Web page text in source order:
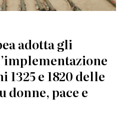
adotta gli
e 1820 delle
donne, pace e